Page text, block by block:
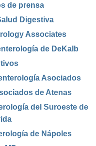
de prensa
Digestiva
Associates
de DeKalb
Asociados
de Atenas
del Suroeste de
de Nápoles